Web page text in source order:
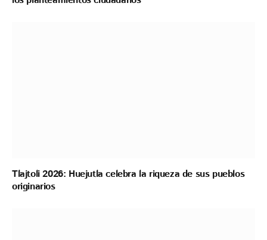
Tlajtoli 2026: Huejutla celebra la riqueza de sus pueblos
originarios